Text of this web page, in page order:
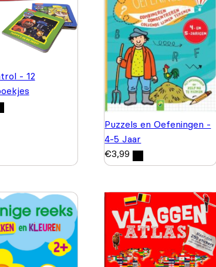
- 12
Puzzels en Oefeningen -
4-5 Jaar
€3,99